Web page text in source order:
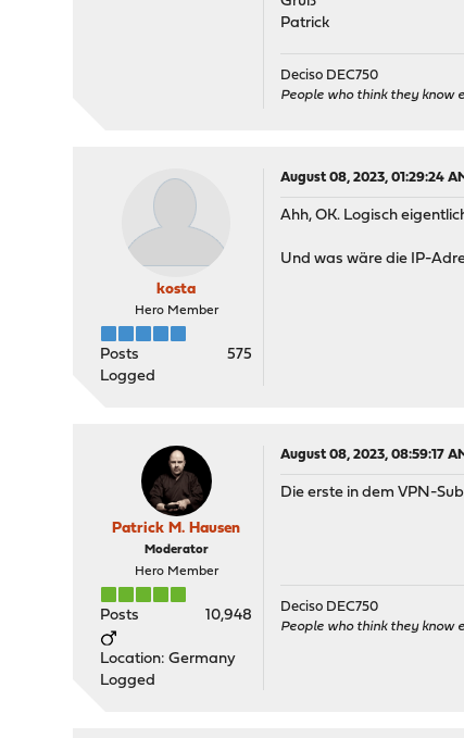
Patrick
Deciso DEC750
People who think they know
kosta
Hero Member
Posts
575
Logged
August 08, 2023, 01:29:24
Ahh, OK. Logisch
Und was wäre die IP-
Patrick M. Hausen
Moderator
Hero Member
Posts 10,948
Location: Germany
Logged
August 08, 2023, 08:59:17
Die erste in dem VPN-
Deciso DEC750
People who think they know